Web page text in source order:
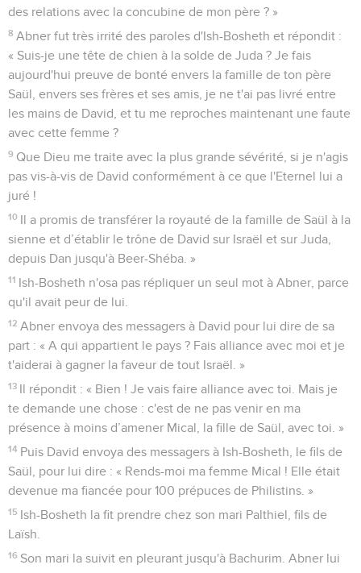
des relations avec la concubine de mon père ? »
8 Abner fut très irrité des paroles d'Ish-Bosheth et répondit :
« Suis-je une tête de chien à la solde de Juda ? Je fais
aujourd'hui preuve de bonté envers la famille de ton père
Saül, envers ses frères et ses amis, je ne t'ai pas livré entre
les mains de David, et tu me reproches maintenant une faute
avec cette femme ?
9 Que Dieu me traite avec la plus grande sévérité, si je n'agis
pas vis-à-vis de David conformément à ce que l'Eternel lui a
juré !
10 Il a promis de transférer la royauté de la famille de Saül à la
sienne et d’établir le trône de David sur Israël et sur Juda,
depuis Dan jusqu'à Beer-Shéba. »
11 Ish-Bosheth n'osa pas répliquer un seul mot à Abner, parce
qu'il avait peur de lui.
12 Abner envoya des messagers à David pour lui dire de sa
part : « A qui appartient le pays ? Fais alliance avec moi et je
t'aiderai à gagner la faveur de tout Israël. »
13 Il répondit : « Bien ! Je vais faire alliance avec toi. Mais je
te demande une chose : c'est de ne pas venir en ma
présence à moins d’amener Mical, la fille de Saül, avec toi. »
14 Puis David envoya des messagers à Ish-Bosheth, le fils de
Saül, pour lui dire : « Rends-moi ma femme Mical ! Elle était
devenue ma fiancée pour 100 prépuces de Philistins. »
15 Ish-Bosheth la fit prendre chez son mari Palthiel, fils de
Laïsh.
16 Son mari la suivit en pleurant jusqu'à Bachurim. Abner lui